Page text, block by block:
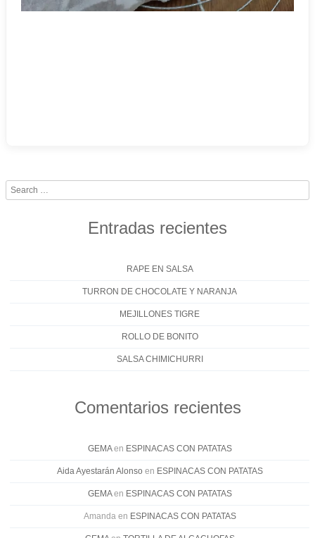
Search
Entradas recientes
RAPE EN SALSA
TURRON DE CHOCOLATE Y NARANJA
MEJILLONES TIGRE
ROLLO DE BONITO
SALSA CHIMICHURRI
Comentarios recientes
GEMAen ESPINACAS CON PATATAS
Aida Ayestarán Alonso en ESPINACAS CON PATATAS
GEMAen ESPINACAS CON PATATAS
Amanda en ESPINACAS CON PATATAS